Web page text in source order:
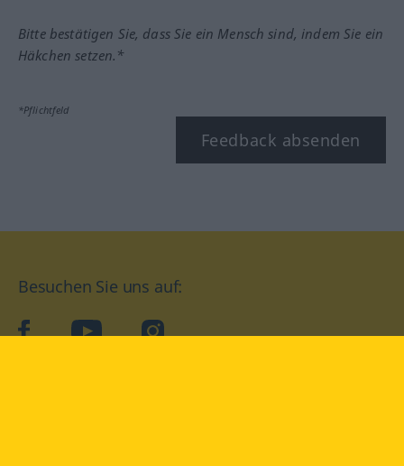
Bitte bestätigen Sie, dass Sie ein Mensch sind, indem Sie ein
Häkchen setzen.*
*Pflichtfeld
Feedback absenden
Besuchen Sie uns auf:
facebookYouTube Instagram